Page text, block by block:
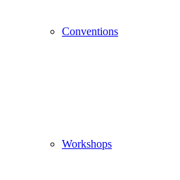
Conventions
Workshops